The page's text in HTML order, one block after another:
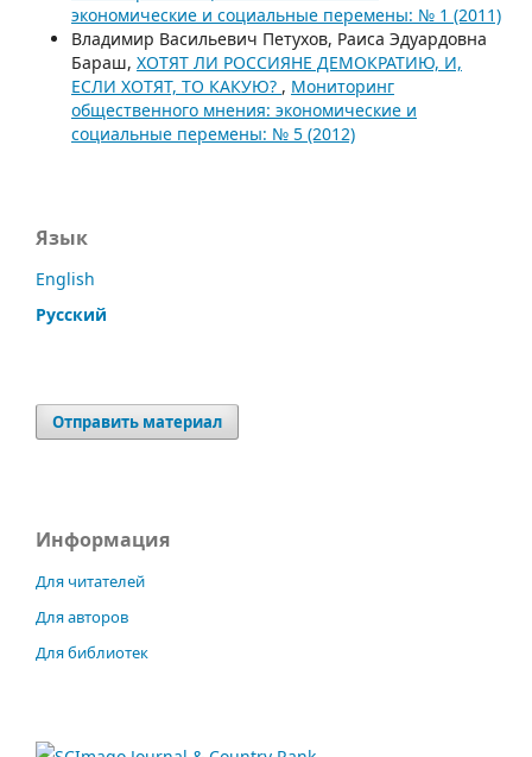
экономические и социальные перемены: № 1 (2011)
Владимир Васильевич Петухов, Раиса Эдуардовна
Бараш, ХОТЯТ ЛИ РОССИЯНЕ ДЕМОКРАТИЮ, И,
ЕСЛИ ХОТЯТ, ТО КАКУЮ? , Мониторинг
общественного мнения: экономические и
социальные перемены: № 5 (2012)
Язык
English
Русский
Отправить материал
Информация
Для читателей
Для авторов
Для библиотек